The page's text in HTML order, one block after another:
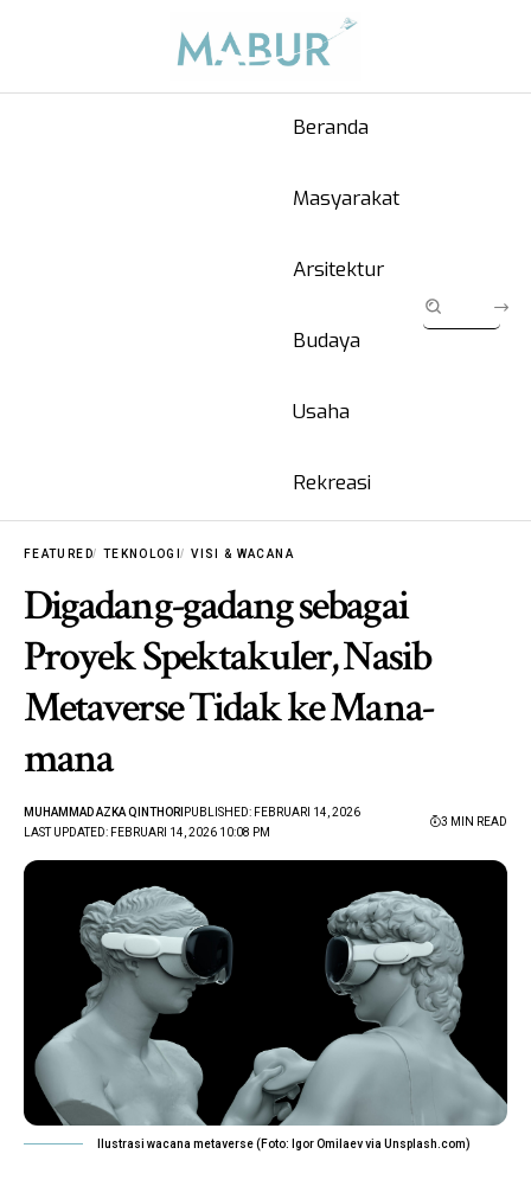
Beranda
Masyarakat
Arsitektur
Budaya
Usaha
Rekreasi
FEATURED TEKNOLOGI VISI & WACANA
Digadang-gadang sebagai
Proyek Spektakuler, Nasib
Metaverse Tidak ke Mana-
mana
LAST UPDATED: FEBRUARI 14, 2026 10:08 PM
MUHAMMAD AZKA QINTHORI PUBLISHED: FEBRUARI 14, 2026
3 MIN READ
Ilustrasi wacana metaverse (Foto: Igor Omilaev via Unsplash.com)